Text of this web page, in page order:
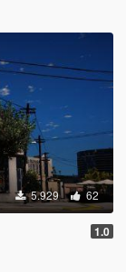
5.929 62
1.0